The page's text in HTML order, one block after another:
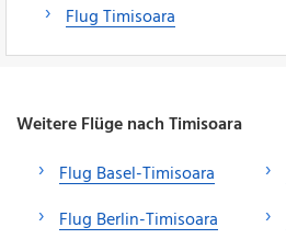
Flug Timisoara
Weitere Flüge nach Timisoara
Flug Basel-Timisoara
Flug Berlin-Timisoara